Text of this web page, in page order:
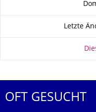
Letzte
OFT GESUCHT